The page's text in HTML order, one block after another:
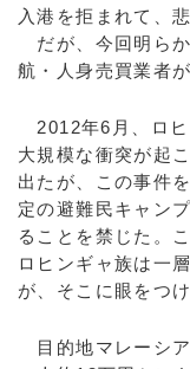
入港を拒まれて、
だが、今回明ら
航・人身売買業者
2012年6月、ロヒ
大規模な衝突が起
出たが、この事件
定の避難民キャン
ることを禁じた。
ロヒンギャ族は一
が、そこに眼をつ
目的地マレーシ